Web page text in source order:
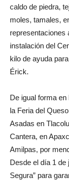
caldo de piedra,
moles, tamales,
instalación del
kilo de ayuda
Érick.
De igual forma
la Feria del
Asadas en
Cantera, en
Amilpas, por
Desde el día 1 de
Segura” para